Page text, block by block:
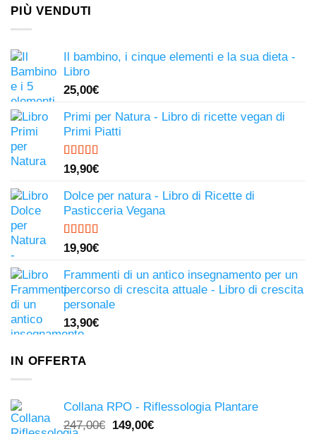
PIÙ VENDUTI
Il bambino, i cinque elementi e la sua dieta -
Libro
25,00€
Primi per Natura - Libro di ricette vegan di
Primi Piatti
Valutato
4.50
19,90€
Dolce per natura - Libro di Ricette di
Pasticceria Vegana
Valutato
4.81
19,90€
Frammenti di un antico insegnamento per un
percorso di crescita attuale - Libro di crescita
personale
13,90€
IN OFFERTA
Collana RPO - Riflessologia Plantare
247,00€ Il
149,00€Il